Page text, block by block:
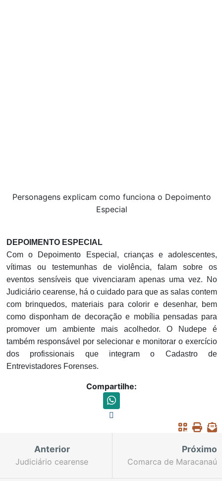
Personagens explicam como funciona o Depoimento
Especial
DEPOIMENTO ESPECIAL
Com o Depoimento Especial, crianças e adolescentes,
vítimas ou testemunhas de violência, falam sobre os
eventos sensíveis que vivenciaram apenas uma vez. No
Judiciário cearense, há o cuidado para que as salas contem
com brinquedos, materiais para colorir e desenhar, bem
como disponham de decoração e mobília pensadas para
promover um ambiente mais acolhedor. O Nudepe é
também responsável por selecionar e monitorar o exercício
dos profissionais que integram o Cadastro de
Entrevistadores Forenses.
Compartilhe:
Anterior
Judiciário cearense
Próximo
Comarca de Maracanaú